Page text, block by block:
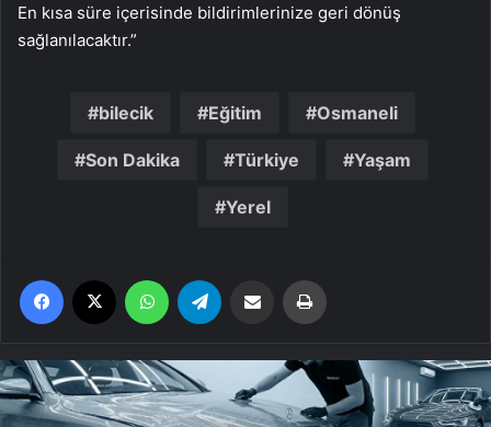
En kısa süre içerisinde bildirimlerinize geri dönüş
sağlanılacaktır.”
bilecik Eğitim Osmaneli
Son Dakika Türkiye Yaşam
Yerel
Facebook WhatsApp Email'den paylaş